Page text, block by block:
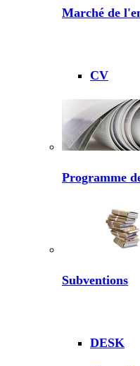
Marché de
CV
Programme
Subventions
DESK